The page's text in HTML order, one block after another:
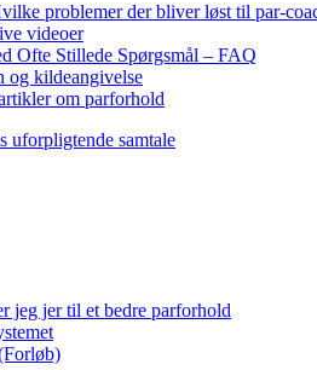
problemer der bliver løst til par-
videoer
Ofte Stillede Spørgsmål – FAQ
og kildeangivelse
om parforhold
uforpligtende samtale
jeg jer til et bedre parforhold